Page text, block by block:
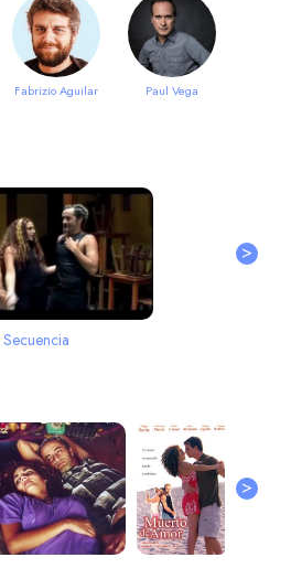
Fabrizio Aguilar Paul Vega
Secuencia
>
>